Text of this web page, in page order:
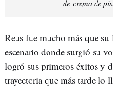
de crema de
Reus fue mucho más que
escenario donde surgió su
logró sus primeros éxitos y
trayectoria que más tarde lo